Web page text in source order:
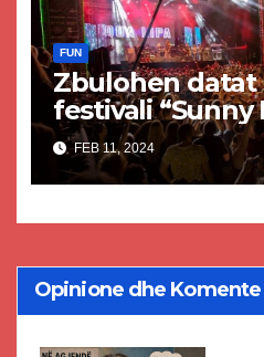
FUN
Zbulohen
festivali “Sunny
Prishtinë
FEB 11, 2024
Opinione dhe Komente